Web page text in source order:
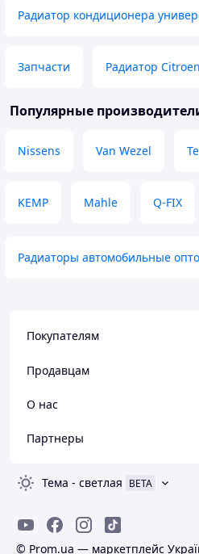
Радиатор кондиционера
Запчаcти Радиатор
Популярные
Nissens Van Wezel
KEMP Mahle Q-FIX
Радиаторы автомобильные
Покупателям
Продавцам
О нас
Партнеры
Тема - светлая BETA
© Prom.ua — маркетплейс